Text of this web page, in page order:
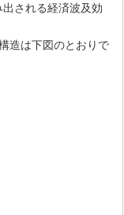
される経済波及効
造は下図のとおりで